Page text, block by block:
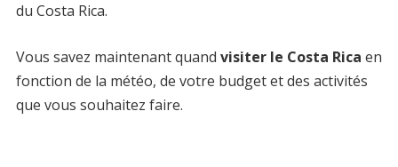
du Costa Rica.
Vous savez maintenant quand visiter le Costa Rica en
fonction de la météo, de votre budget et des activités
que vous souhaitez faire.